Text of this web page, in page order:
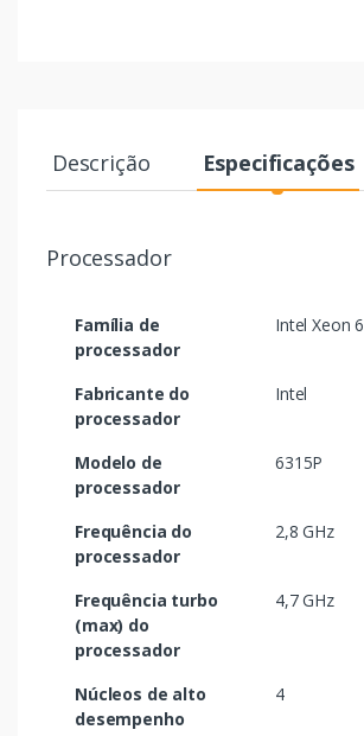
Descrição Especificações
Processador
Família de
processador
Intel Xeon 6
Fabricante do
processador
Intel
Modelo de
processador
6315P
Frequência do
processador
2,8 GHz
Frequência turbo
(max) do
processador
4,7 GHz
Núcleos de alto
desempenho
4